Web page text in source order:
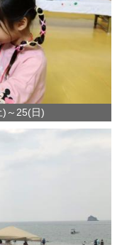
～25(日)